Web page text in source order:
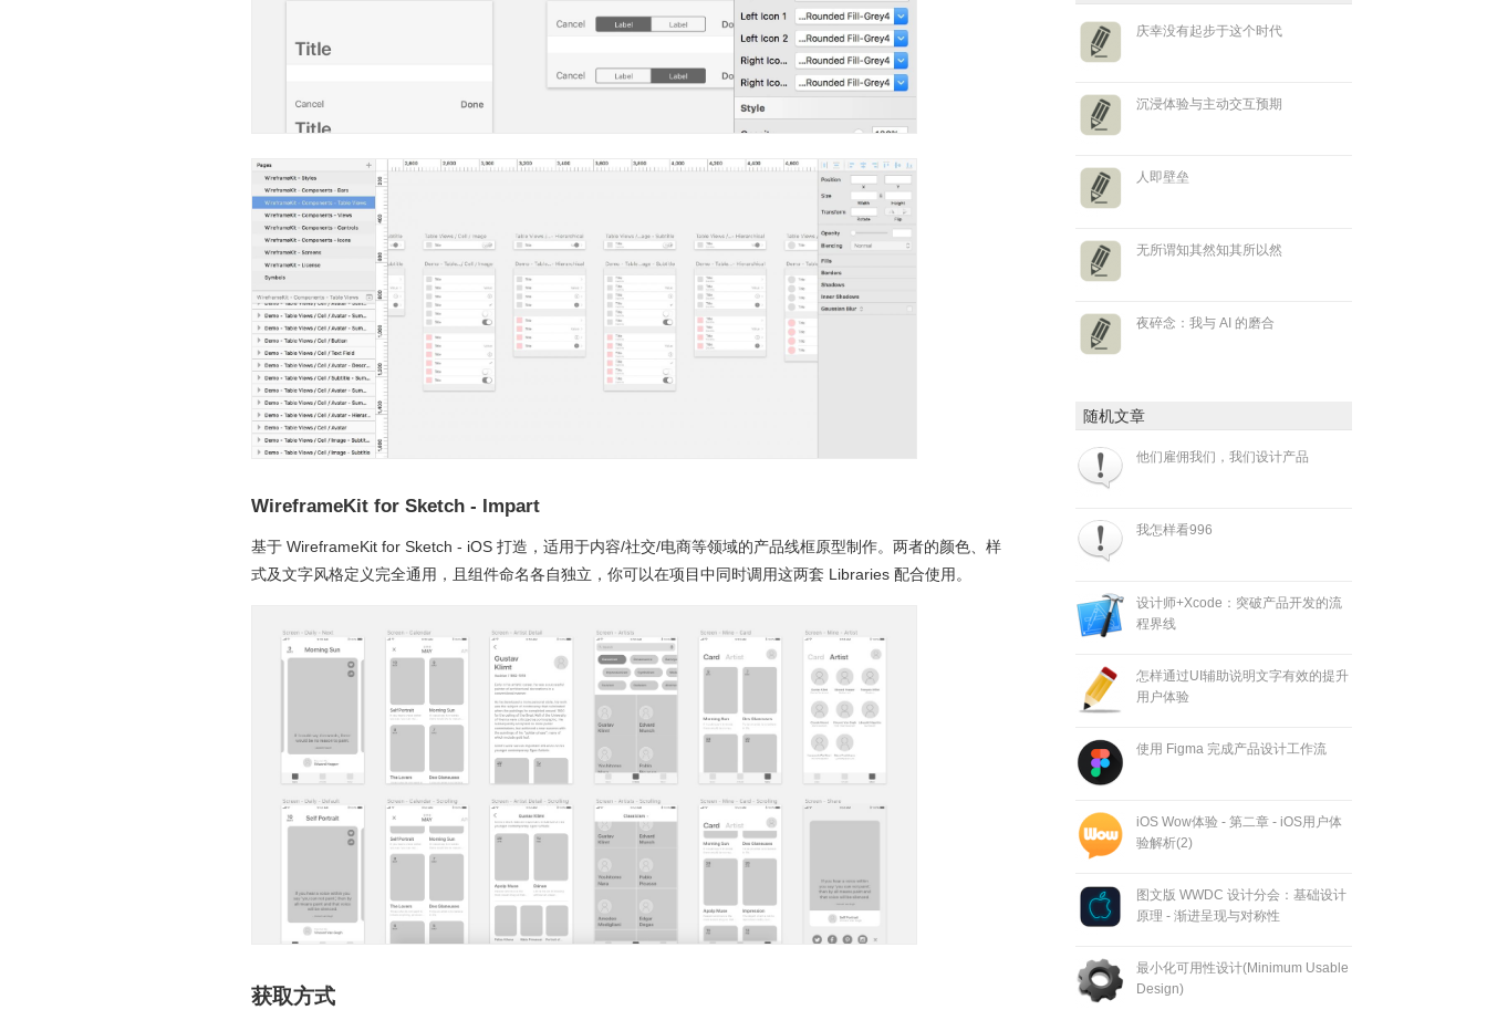
WireframeKit for Sketch - Impart
基于 WireframeKit for Sketch - iOS 打造，适用于内容/社交/电商等领域的产品线框原型制作。两者的颜色、样
式及文字风格定义完全通用，且组件命名各自独立，你可以在项目中同时调用这两套 Libraries 配合使用。
获取方式
庆幸没有起步于这个时代
沉浸体验与主动交互预期
人即壁垒
无所谓知其然知其所以然
夜碎念：我与 AI 的磨合
随机文章
他们雇佣我们，我们设计产品
我怎样看996
设计师+Xcode：突破产品开发的流
程界线
怎样通过UI辅助说明文字有效的提升
用户体验
使用 Figma 完成产品设计工作流
iOS Wow体验 - 第二章 - iOS用户体
验解析(2)
图文版 WWDC 设计分会：基础设计
原理 - 渐进呈现与对称性
最小化可用性设计(Minimum Usable
Design)